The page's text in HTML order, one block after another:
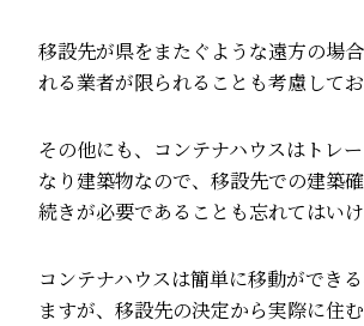
移設先が県をまたぐような遠方の場
れる業者が限られることも考慮してお
その他にも、コンテナハウスはトレ
なり建築物なので、移設先での建築
続きが必要であることも忘れてはいけ
コンテナハウスは簡単に移動ができ
ますが、移設先の決定から実際に住